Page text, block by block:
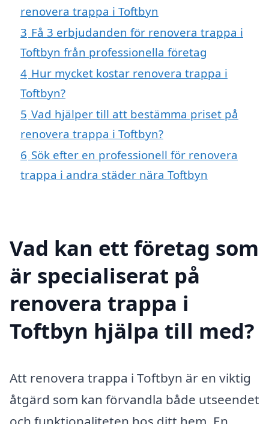
renovera trappa i Toftbyn
3 Få 3 erbjudanden för renovera trappa i
Toftbyn från professionella företag
4 Hur mycket kostar renovera trappa i
Toftbyn?
5 Vad hjälper till att bestämma priset på
renovera trappa i Toftbyn?
6 Sök efter en professionell för renovera
trappa i andra städer nära Toftbyn
Vad kan ett företag som
är specialiserat på
renovera trappa i
Toftbyn hjälpa till med?
Att renovera trappa i Toftbyn är en viktig
åtgärd som kan förvandla både utseendet